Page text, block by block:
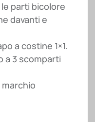
parti bicolore
davanti e
a costine 1×1.
a 3 scomparti